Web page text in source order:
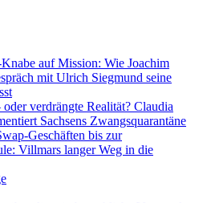
auf Mission: Wie Joachim
mit Ulrich Siegmund seine
oder verdrängte Realität? Claudia
Sachsens Zwangsquarantäne
Geschäften bis zur
Villmars langer Weg in die